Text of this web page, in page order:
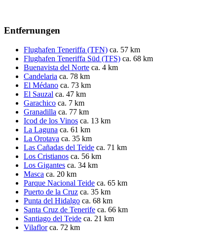
Entfernungen
Flughafen Teneriffa (TFN) ca. 57 km
Flughafen Teneriffa Süd (TFS) ca. 68 km
Buenavista del Norte ca. 4 km
Candelaria ca. 78 km
El Médano ca. 73 km
El Sauzal ca. 47 km
Garachico ca. 7 km
Granadilla ca. 77 km
Icod de los Vinos ca. 13 km
La Laguna ca. 61 km
La Orotava ca. 35 km
Las Cañadas del Teide ca. 71 km
Los Cristianos ca. 56 km
Los Gigantes ca. 34 km
Masca ca. 20 km
Parque Nacional Teide ca. 65 km
Puerto de la Cruz ca. 35 km
Punta del Hidalgo ca. 68 km
Santa Cruz de Tenerife ca. 66 km
Santiago del Teide ca. 21 km
Vilaflor ca. 72 km